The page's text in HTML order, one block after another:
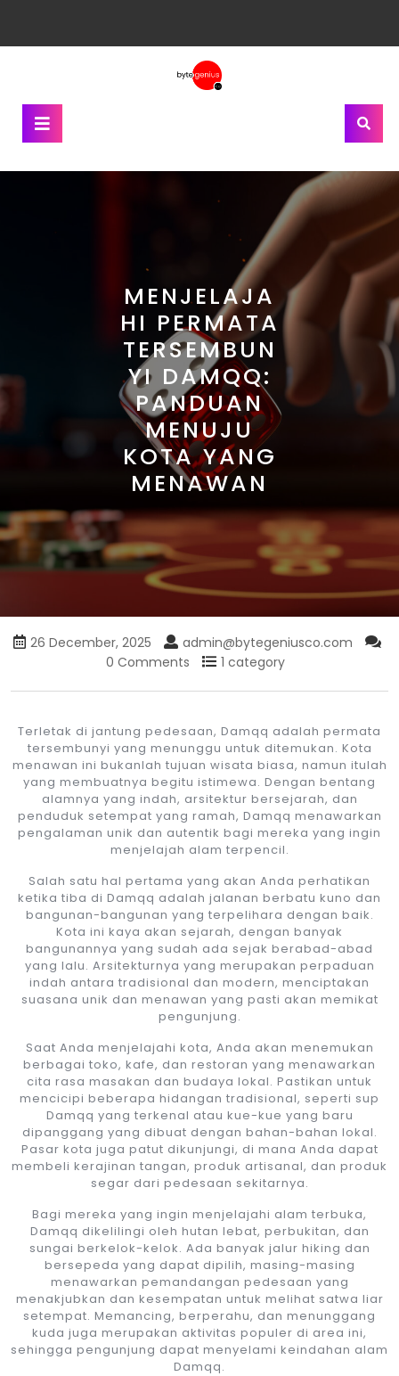
content
Open
Button
MENJELAJA
HI PERMATA
TERSEMBUN
YI DAMQQ:
PANDUAN
MENUJU
KOTA YANG
MENAWAN
26 December, 2025
admin@bytegeniusco.com
0 Comments
1 category
Terletak di jantung pedesaan, Damqq adalah permata
tersembunyi yang menunggu untuk ditemukan. Kota
menawan ini bukanlah tujuan wisata biasa, namun itulah
yang membuatnya begitu istimewa. Dengan bentang
alamnya yang indah, arsitektur bersejarah, dan
penduduk setempat yang ramah, Damqq menawarkan
pengalaman unik dan autentik bagi mereka yang ingin
menjelajah alam terpencil.
Salah satu hal pertama yang akan Anda perhatikan
ketika tiba di Damqq adalah jalanan berbatu kuno dan
bangunan-bangunan yang terpelihara dengan baik.
Kota ini kaya akan sejarah, dengan banyak
bangunannya yang sudah ada sejak berabad-abad
yang lalu. Arsitekturnya yang merupakan perpaduan
indah antara tradisional dan modern, menciptakan
suasana unik dan menawan yang pasti akan memikat
pengunjung.
Saat Anda menjelajahi kota, Anda akan menemukan
berbagai toko, kafe, dan restoran yang menawarkan
cita rasa masakan dan budaya lokal. Pastikan untuk
mencicipi beberapa hidangan tradisional, seperti sup
Damqq yang terkenal atau kue-kue yang baru
dipanggang yang dibuat dengan bahan-bahan lokal.
Pasar kota juga patut dikunjungi, di mana Anda dapat
membeli kerajinan tangan, produk artisanal, dan produk
segar dari pedesaan sekitarnya.
Bagi mereka yang ingin menjelajahi alam terbuka,
Damqq dikelilingi oleh hutan lebat, perbukitan, dan
sungai berkelok-kelok. Ada banyak jalur hiking dan
bersepeda yang dapat dipilih, masing-masing
menawarkan pemandangan pedesaan yang
menakjubkan dan kesempatan untuk melihat satwa liar
setempat. Memancing, berperahu, dan menunggang
kuda juga merupakan aktivitas populer di area ini,
sehingga pengunjung dapat menyelami keindahan alam
Damqq.